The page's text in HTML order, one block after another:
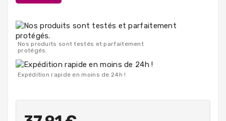
Nos produits sont testés et parfaitement
protégés.
Expédition rapide en moins de 24h !